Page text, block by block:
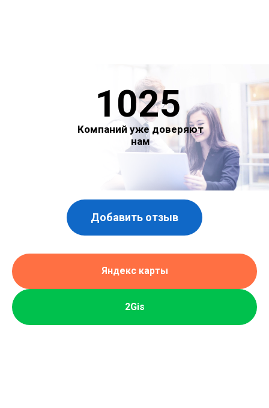
Компаний уже доверяют
нам
1025
Добавить отзыв
Яндекс карты
2Gis